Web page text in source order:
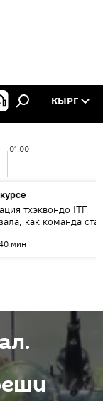
КЫРГ
01:00
тхэквондо ITF
как команда
мин